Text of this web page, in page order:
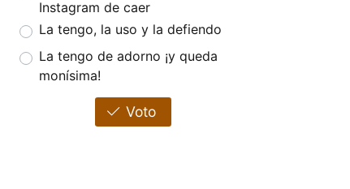
Instagram de caer
La tengo, la uso y la defiendo
La tengo de adorno ¡y queda
monísima!
Voto